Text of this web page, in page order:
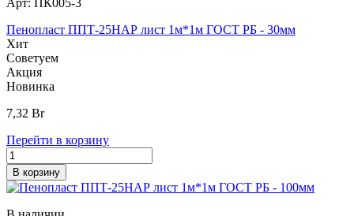
Арт: ПК005-3
Пенопласт ППТ-25НАР лист 1м*1м ГОСТ РБ - 30мм
Хит
Советуем
Акция
Новинка
7,32 Br
Перейти в корзину
В корзину